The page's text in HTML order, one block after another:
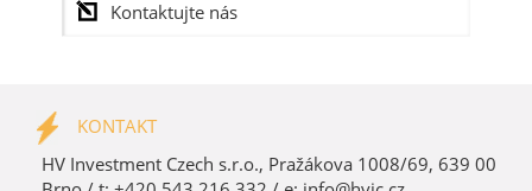
KONTAKT
HV Investment Czech s.r.o., Pražákova 1008/69, 639 00